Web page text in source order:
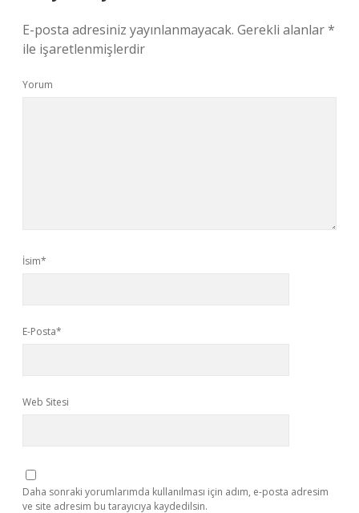
E-posta adresiniz yayınlanmayacak. Gerekli alanlar*
ile işaretlenmişlerdir
Yorum
İsim*
E-Posta*
Web Sitesi
Daha sonraki yorumlarımda kullanılması için adım, e-posta adresim
ve site adresim bu tarayıcıya kaydedilsin.